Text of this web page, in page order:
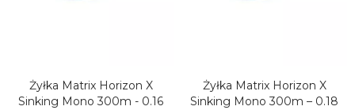
Żyłka Matrix Horizon X
Sinking Mono 300m - 0.16
Żyłka Matrix Horizon X
Sinking Mono 300m – 0.18